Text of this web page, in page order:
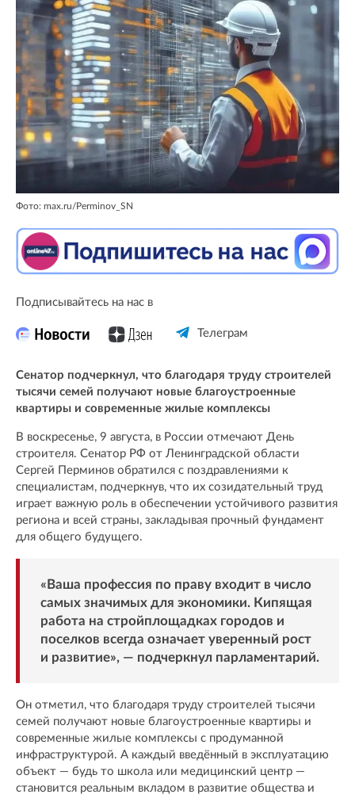
Фото: max.ru/Perminov_SN
Подписывайтесь на нас в
Телеграм
Сенатор подчеркнул, что благодаря труду строителей
тысячи семей получают новые благоустроенные
квартиры и современные жилые комплексы
В воскресенье, 9 августа, в России отмечают День
строителя. Сенатор РФ от Ленинградской области
Сергей Перминов обратился с поздравлениями к
специалистам, подчеркнув, что их созидательный труд
играет важную роль в обеспечении устойчивого развития
региона и всей страны, закладывая прочный фундамент
для общего будущего.
«Ваша профессия по праву входит в число
самых значимых для экономики. Кипящая
работа на стройплощадках городов и
поселков всегда означает уверенный рост
и развитие», — подчеркнул парламентарий.
Он отметил, что благодаря труду строителей тысячи
семей получают новые благоустроенные квартиры и
современные жилые комплексы с продуманной
инфраструктурой. А каждый введённый в эксплуатацию
объект — будь то школа или медицинский центр —
становится реальным вкладом в развитие общества и